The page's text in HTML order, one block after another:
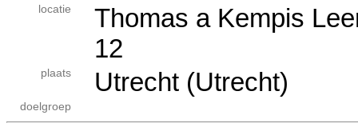
locatie
Thomas a Kempis
12
plaats Utrecht (Utrecht)
doelgroep